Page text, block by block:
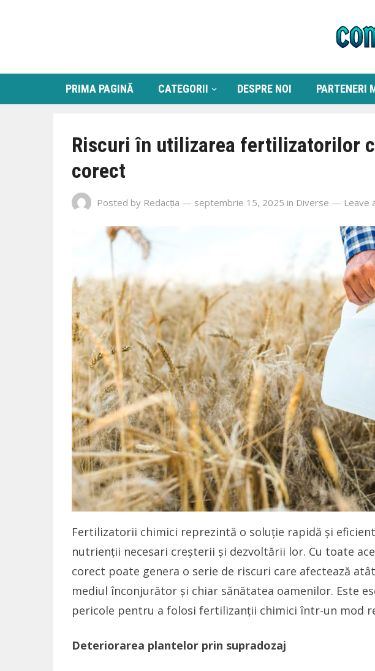
PRIMA PAGINĂ CATEGORII DESPRE NOI PARTENERI
Riscuri în utilizarea fertilizatorilor
corect
Posted by Redacția — septembrie 15, 2025 in Diverse — Leave
Fertilizatorii chimici reprezintă o soluție rapidă și
nutrienții necesari creșterii și dezvoltării lor. Cu toate
corect poate genera o serie de riscuri care afectează
mediul înconjurător și chiar sănătatea oamenilor. Este
pericole pentru a folosi fertilizanții chimici într-un mod
Deteriorarea plantelor prin supradozaj